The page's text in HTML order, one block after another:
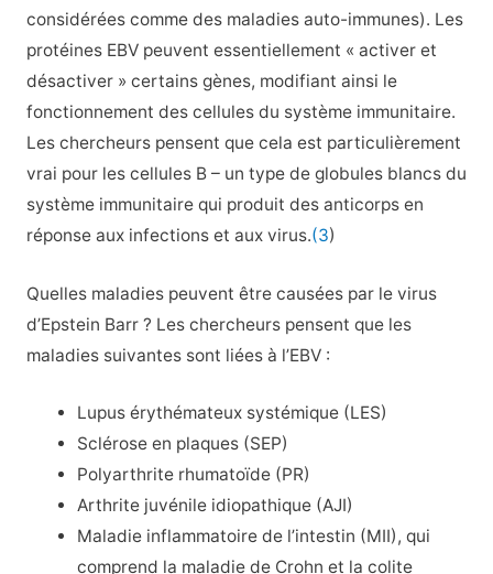
considérées comme des maladies auto-immunes). Les
protéines EBV peuvent essentiellement « activer et
désactiver » certains gènes, modifiant ainsi le
fonctionnement des cellules du système immunitaire.
Les chercheurs pensent que cela est particulièrement
vrai pour les cellules B – un type de globules blancs du
système immunitaire qui produit des anticorps en
réponse aux infections et aux virus.(3)
Quelles maladies peuvent être causées par le virus
d’Epstein Barr ? Les chercheurs pensent que les
maladies suivantes sont liées à l’EBV :
Lupus érythémateux systémique (LES)
Sclérose en plaques (SEP)
Polyarthrite rhumatoïde (PR)
Arthrite juvénile idiopathique (AJI)
Maladie inflammatoire de l’intestin (MII), qui
comprend la maladie de Crohn et la colite